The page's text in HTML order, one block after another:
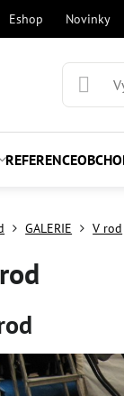
Eshop Novinky
REFERENCE
GALERIE V rod